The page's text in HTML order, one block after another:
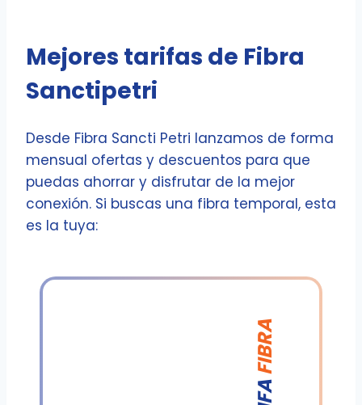
Mejores tarifas de Fibra
Sanctipetri
Desde Fibra Sancti Petri lanzamos de forma
mensual ofertas y descuentos para que
puedas ahorrar y disfrutar de la mejor
conexión. Si buscas una fibra temporal, esta
es la tuya:
FIBRA